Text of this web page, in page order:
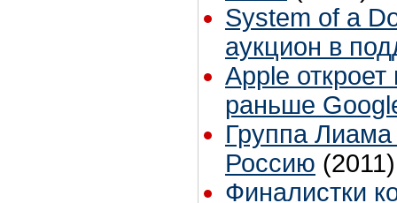
System of a
аукцион в
Apple
раньше
Группа
Россию (2011)
Финалистки